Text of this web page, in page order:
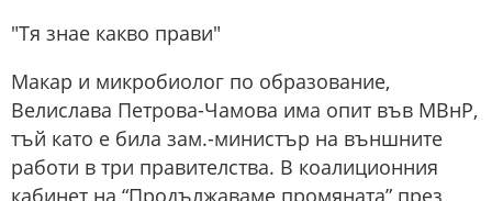
"Тя знае какво прави"
Макар и микробиолог по образование,
Велислава Петрова-Чамова има опит във МВнР,
тъй като e била зам.-министър на външните
работи в три правителства. В коалиционния
кабинет на “Продължаваме промяната” през